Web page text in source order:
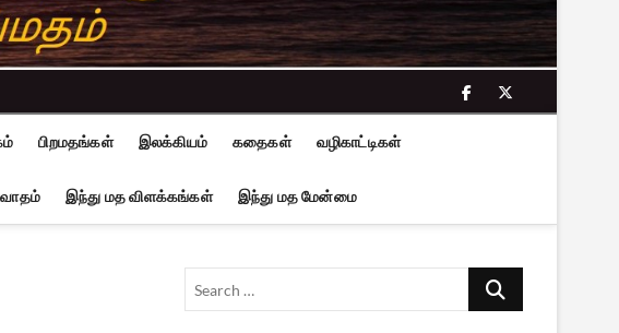
facebook
twitter
பிறமதங்கள் இலக்கியம் கதைகள் வழிகாட்டிகள்
இந்து மத விளக்கங்கள் இந்து மத மேன்மை
Search